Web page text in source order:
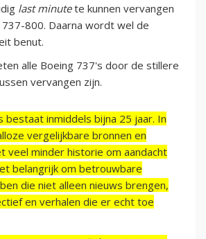
last minutete kunnen vervangen
800. Daarna wordt wel de
benut.
alle Boeing 737's door de stillere
vervangen zijn.
bestaat inmiddels bijna 25 jaar. In
vergelijkbare bronnen en
veel minder historie om aandacht
belangrijk om betrouwbare
die niet alleen nieuws brengen,
en verhalen die er echt toe